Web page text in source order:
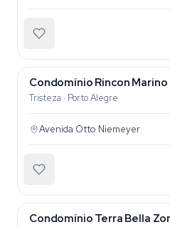
Condomínio Rincon Marino
Tristeza · Porto Alegre
Avenida Otto Niemeyer
Condomínio Terra Bella